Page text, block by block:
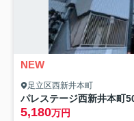
NEW
足立区西新井本町
パレステージ西新井本町
5,180万円